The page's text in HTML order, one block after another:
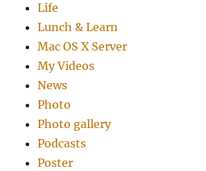
Life
Lunch & Learn
Mac OS X Server
My Videos
News
Photo
Photo gallery
Podcasts
Poster